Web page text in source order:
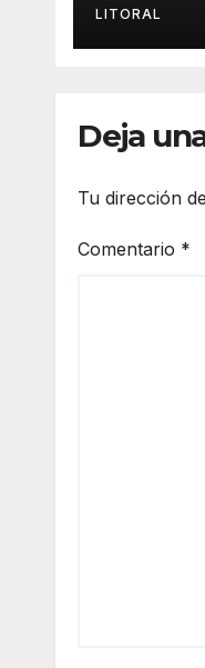
EL
LITORAL
Deja
Tu dirección
Comentario *